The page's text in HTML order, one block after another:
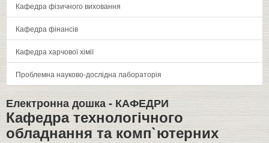
Кафедра фізичного виховання
Кафедра фінансів
Кафедра харчової хімії
Проблемна науково-дослідна лабораторія
Електронна дошка - КАФЕДРИ
Кафедра технологічного
обладнання та комп`ютерних